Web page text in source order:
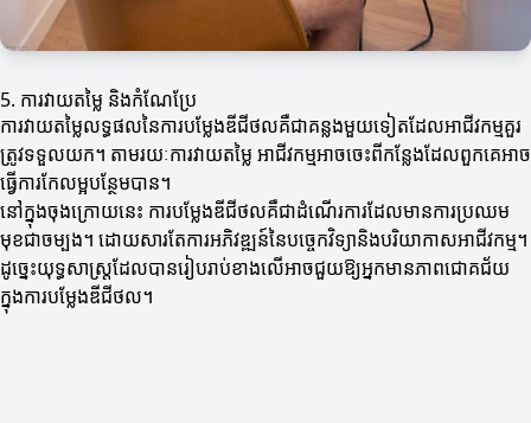
5. ការវាយតម្លៃ និងកំណែប្រែ
ការវាយតម្លៃលទ្ធផលនៃការបម្លែងឌីជីថលគឺជាគន្លងមួយទៀតដែលអាជីវកម្មគួរ
ត្រូវទទួលយក។ តាមរយៈការវាយតម្លៃ អាជីវកម្មអាចចេះពីកន្លែងដែលពួកគេអាច
ធ្វើការកែលម្អបន្ថែមបាន។
នៅក្នុងចុងក្រោយនេះ ការបម្លែងឌីជីថលគឺជាដំណើរការដែលមានការប្រឈម
មុខជាចម្បង។ ដោយសារតែការអភិវឌ្ឍន៍នៃបច្ចេកវិទ្យានិងបរិយាកាសអាជីវកម្ម។
ដូច្នេះយុទ្ធសាស្ត្រដែលបានរៀបរាប់ខាងលើអាចជួយឱ្យអ្នកមានភាពជោគជ័យ
ក្នុងការបម្លែងឌីជីថល។